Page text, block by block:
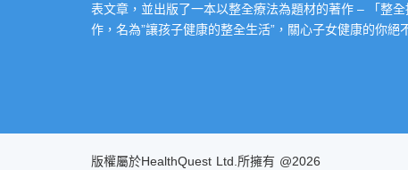
表文章，並出版了一本以整全療法為題材的著作 – 「整
作，名為”讓孩子健康的整全生活”，關心子女健康的你絕
版權屬於HealthQuest Ltd.所擁有 @2026